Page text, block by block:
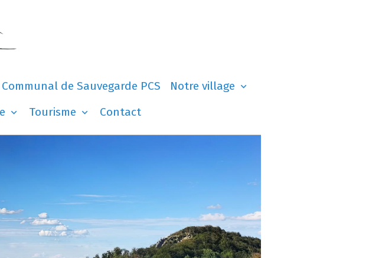
de Sauvegarde PCS
Notre village
Tourisme Contact